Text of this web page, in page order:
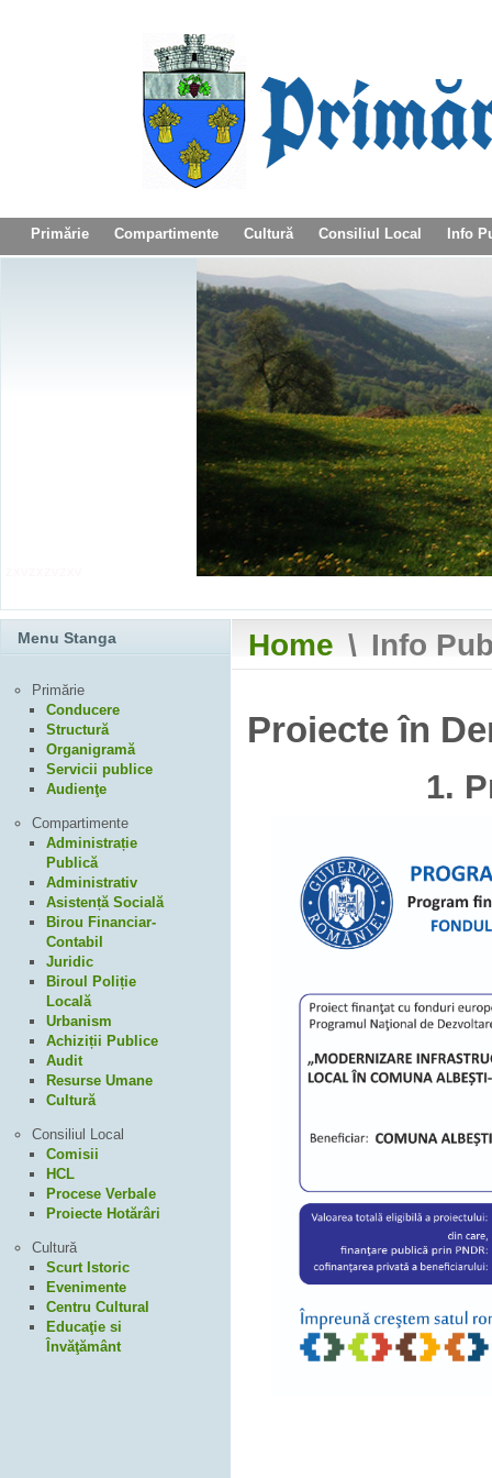
Primărie Compartimente Cultură Consiliul Local Info
Home \ Info
Proiecte în
1.
Menu Stanga
Primărie
Conducere
Structură
Organigramă
Servicii publice
Audienţe
Compartimente
Administrație
Publică
Administrativ
Asistență Socială
Birou Financiar-
Contabil
Juridic
Biroul Poliție
Locală
Urbanism
Achiziții Publice
Audit
Resurse Umane
Cultură
Consiliul Local
Comisii
HCL
Procese Verbale
Proiecte Hotărâri
Cultură
Scurt Istoric
Evenimente
Centru Cultural
Educaţie si
Învăţământ